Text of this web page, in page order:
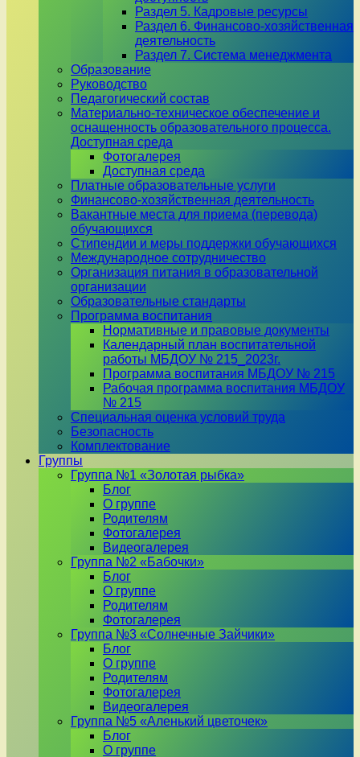
Раздел 5. Кадровые ресурсы
Раздел 6. Финансово-хозяйственная
деятельность
Раздел 7. Система менеджмента
Образование
Руководство
Педагогический состав
Материально-техническое обеспечение и
оснащенность образовательного процесса.
Доступная среда
Фотогалерея
Доступная среда
Платные образовательные услуги
Финансово-хозяйственная деятельность
Вакантные места для приема (перевода)
обучающихся
Стипендии и меры поддержки обучающихся
Международное сотрудничество
Организация питания в образовательной
организации
Образовательные стандарты
Программа воспитания
Нормативные и правовые документы
Календарный план воспитательной
работы МБДОУ № 215_2023г.
Программа воспитания МБДОУ № 215
Рабочая программа воспитания МБДОУ
№ 215
Специальная оценка условий труда
Безопасность
Комплектование
Группы
Группа №1 «Золотая рыбка»
Блог
О группе
Родителям
Фотогалерея
Видеогалерея
Группа №2 «Бабочки»
Блог
О группе
Родителям
Фотогалерея
Группа №3 «Солнечные Зайчики»
Блог
О группе
Родителям
Фотогалерея
Видеогалерея
Группа №5 «Аленький цветочек»
Блог
О группе